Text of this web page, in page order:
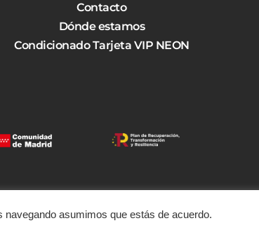
Contacto
Dónde estamos
Condicionado Tarjeta VIP NEON
asumimos que estás de acuerdo.